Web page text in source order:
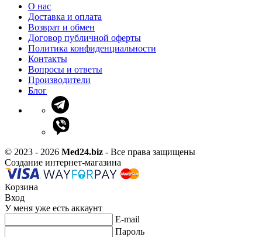
О нас
Доставка и оплата
Возврат и обмен
Договор публичной оферты
Политика конфиденциальности
Контакты
Вопросы и ответы
Производители
Блог
© 2023 - 2026 Med24.biz - Все права защищены
Создание интернет-магазина
Корзина
Вход
У меня уже есть аккаунт
E-mail
Пароль